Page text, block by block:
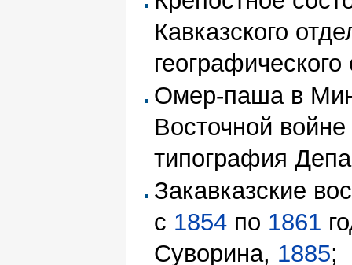
Кавказского
Омер-паша в
Восточной
типография
Закавказские
с 1854 по 1861
Суворина, 1885;